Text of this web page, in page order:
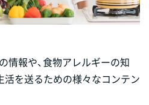
情報や、食物アレルギーの知
活を送るための様々なコンテン